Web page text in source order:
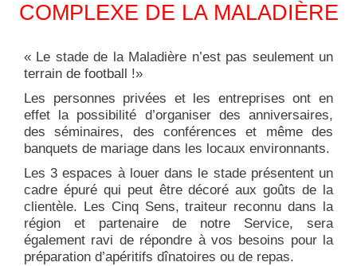
COMPLEXE DE LA MALADIÈRE
« Le stade de la Maladière n’est pas seulement un
terrain de football !»
Les personnes privées et les entreprises ont en
effet la possibilité d’organiser des anniversaires,
des séminaires, des conférences et même des
banquets de mariage dans les locaux environnants.
Les 3 espaces à louer dans le stade présentent un
cadre épuré qui peut être décoré aux goûts de la
clientèle. Les Cinq Sens, traiteur reconnu dans la
région et partenaire de notre Service, sera
également ravi de répondre à vos besoins pour la
préparation d’apéritifs dînatoires ou de repas.